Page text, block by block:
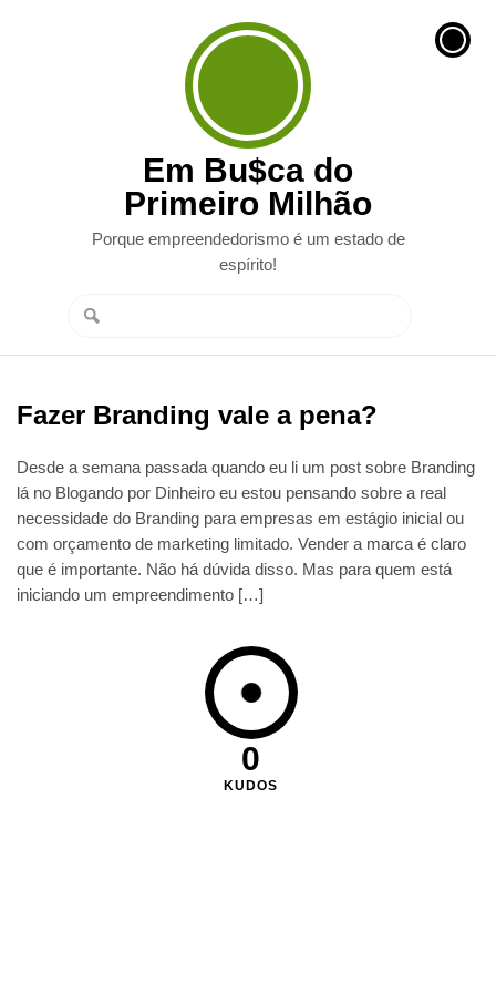
Em Bu$ca do
Primeiro Milhão
Porque empreendedorismo é um estado de
espírito!
Fazer Branding vale a pena?
Desde a semana passada quando eu li um post sobre Branding
lá no Blogando por Dinheiro eu estou pensando sobre a real
necessidade do Branding para empresas em estágio inicial ou
com orçamento de marketing limitado. Vender a marca é claro
que é importante. Não há dúvida disso. Mas para quem está
iniciando um empreendimento […]
0
KUDOS